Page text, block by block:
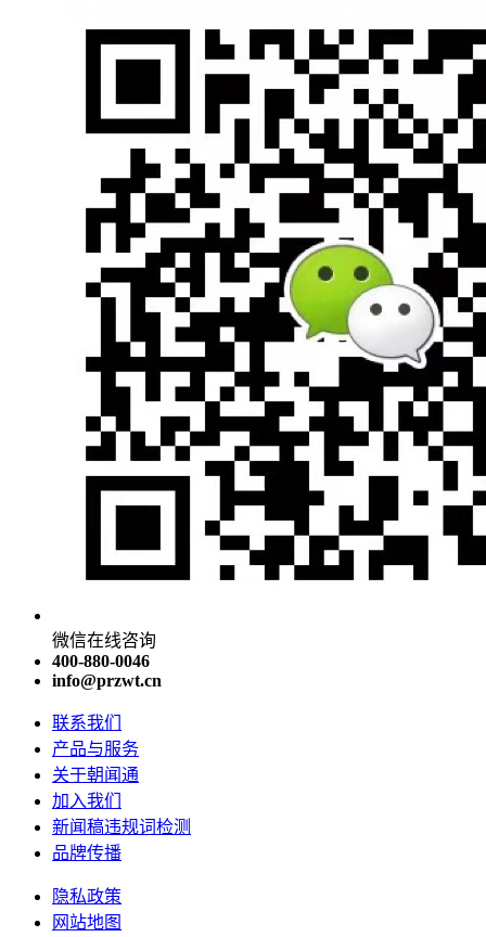
微信在线咨询
400-880-0046
info@przwt.cn
联系我们
产品与服务
关于朝闻通
加入我们
新闻稿违规词检测
品牌传播
隐私政策
网站地图